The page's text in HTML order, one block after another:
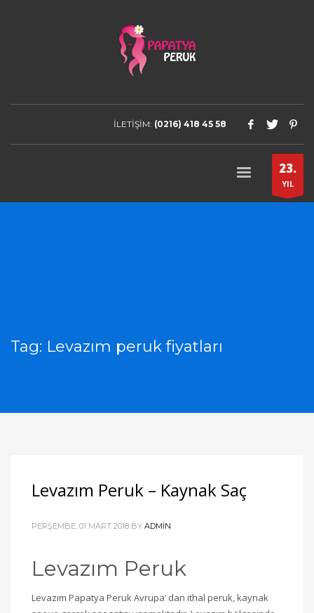
İLETİŞİM: (0216) 418 45 58
23.
YIL
Tag: Levazım peruk fiyatları
Levazım Peruk – Kaynak Saç
PERŞEMBE, 01 MART 2018 BY ADMIN
Levazım Peruk
Levazım Papatya Peruk Avrupa’ dan ithal peruk, kaynak